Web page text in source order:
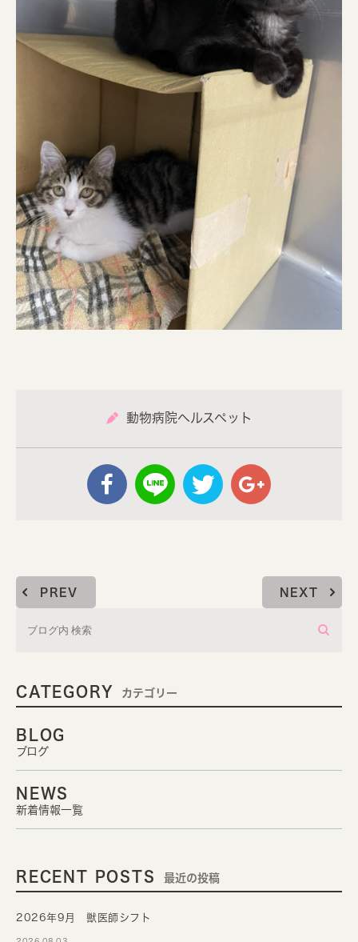
動物病院ヘルスペット
PREV NEXT
CATEGORY カテゴリー
BLOG
ブログ
NEWS
新着情報一覧
RECENT POSTS 最近の投稿
2026年9月 獣医師シフト